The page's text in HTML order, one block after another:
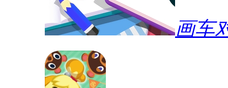
画车